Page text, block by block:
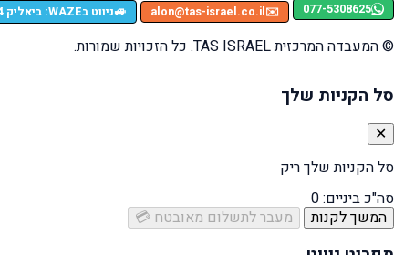
077-5308625
✉️
alon@tas-israel.co.il
🚙ניווט בWAZE: ביאליק 124, רמת גן
© המעבדה המרכזית TAS ISRAEL. כל הזכויות שמורות.
סל הקניות שלך
✕
סל הקניות שלך ריק
סה"כ ביניים:0
המשך לקנות
מעבר לתשלום מאובטח 💳